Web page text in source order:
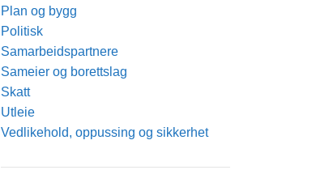
Plan og bygg
Politisk
Samarbeidspartnere
Sameier og borettslag
Skatt
Utleie
Vedlikehold, oppussing og sikkerhet